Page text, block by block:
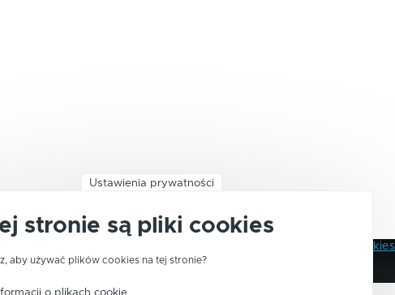
Stopka
Pliki Cookies
Ustawienia prywatności
stronie są pliki cookies
aby używać plików cookies na tej stronie?
o plikach cookie